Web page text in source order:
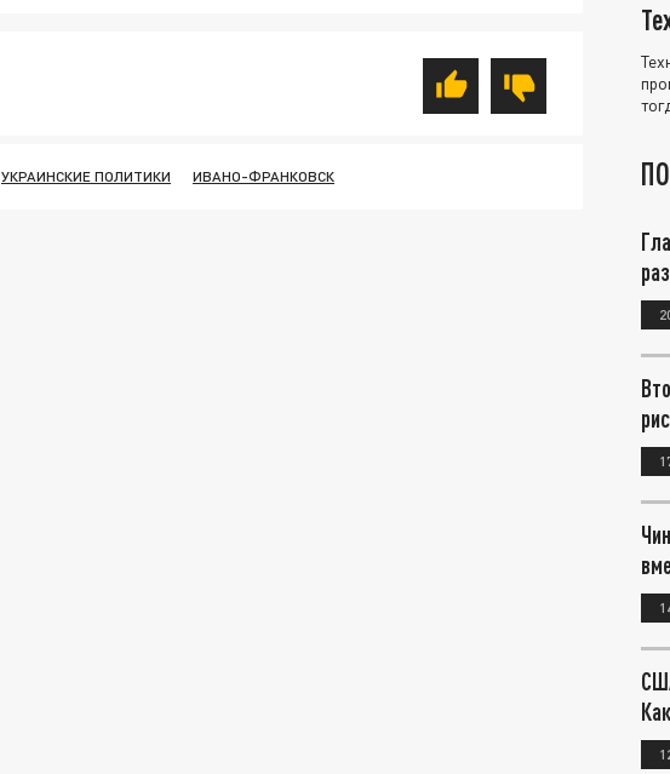
УКРАИНСКИЕ ПОЛИТИКИ ИВАНО-ФРАНКОВСК